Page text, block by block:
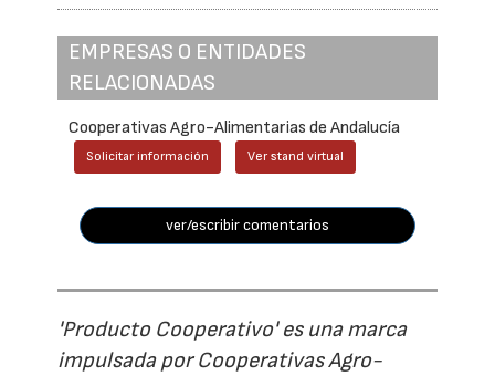
EMPRESAS O ENTIDADES
RELACIONADAS
Cooperativas Agro-Alimentarias de Andalucía
Solicitar información Ver stand virtual
ver/escribir comentarios
'Producto Cooperativo' es una marca
impulsada por Cooperativas Agro-